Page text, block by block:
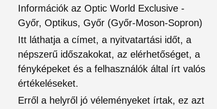
Információk az Optic World Exclusive -
Győr, Optikus, Győr (Győr-Moson-Sopron)
Itt láthatja a címet, a nyitvatartási időt, a
népszerű időszakokat, az elérhetőséget, a
fényképeket és a felhasználók által írt valós
értékeléseket.
Erről a helyről jó véleményeket írtak, ez azt